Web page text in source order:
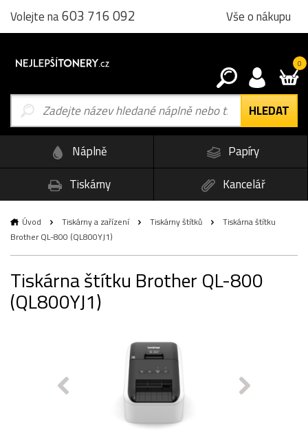
Volejte na603 716 092 Vše o nákupu
0
Náplně
Papíry
Tiskárny
Kancelář
Úvod Tiskárny a zařízení Tiskárny štítků
Tiskárna štítku
Brother QL-800 (QL800YJ1)
Tiskárna štítku Brother QL-800
(QL800YJ1)